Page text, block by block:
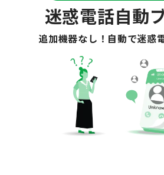
迷惑電話自動
追加機器なし！自動で迷惑